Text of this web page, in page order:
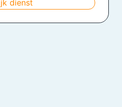
dienst